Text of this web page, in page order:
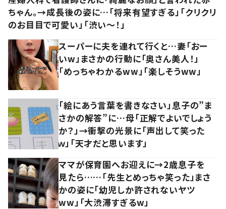
ちゃん。→成長後の姿に…「将来有望すぎる」「クリクリ
のお目目で可愛い」「渋い～！」
スーパーに夫を連れて行くと…妻「おー
いw」まさかの行動に「奥さん美人！」
「めっちゃわかるww」「楽しそうww」
「絵にあう言葉を書きなさい」息子の”ま
さかの解答”に…母「正解でよいでしょう
か？」→衝撃の光景に「声出して笑った
ｗ」「天才だと思います」
ママが保育園へお迎えに→2歳息子を
見たら……「先生とめっちゃ笑った」まさ
かの姿に「幼児しか許されないヤツ
ww」「大渋滞すぎるw」